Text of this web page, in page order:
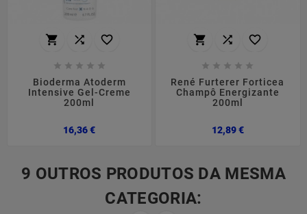
  
    
Bioderma Atoderm
Intensive Gel-Creme
200ml
16,36 €Preço
  
    
René Furterer Forticea
Champô Energizante
200ml
12,89 €Preço
9 OUTROS PRODUTOS DA MESMA
CATEGORIA: